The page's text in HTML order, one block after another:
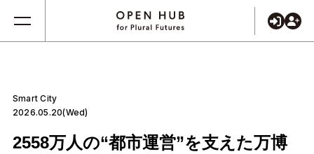
Smart City
2026.05.20(Wed)
2558万人の“都市運営”を支えた万博